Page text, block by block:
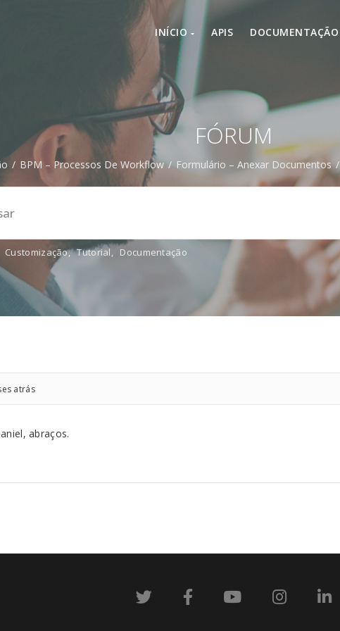
INÍCIO APIS DOCUMENTAÇÃO
FÓRUM
/ BPM – Processos De Workflow / Formulário – Anexar Documentos /
Customização, Tutorial, Documentação
atrás
abraços.